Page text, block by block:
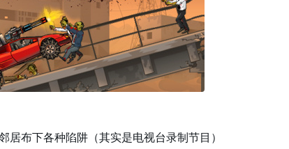
布下各种陷阱（其实是电视台录制节目）